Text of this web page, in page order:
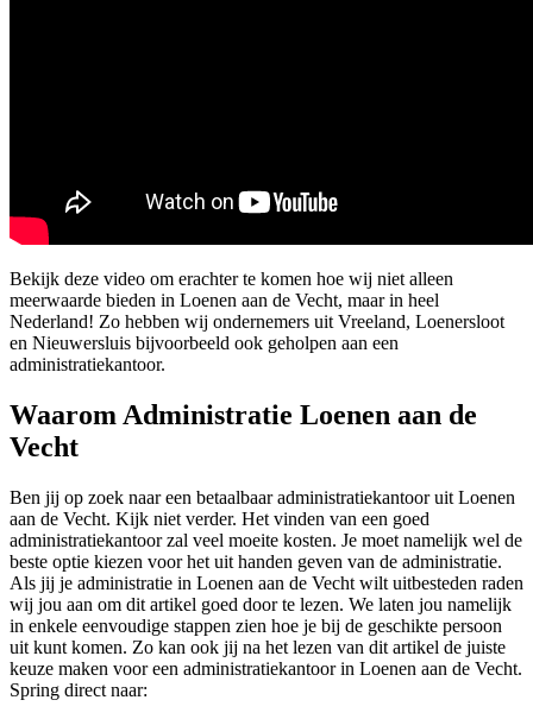
Bekijk deze video om erachter te komen hoe wij niet alleen
meerwaarde bieden in Loenen aan de Vecht, maar in heel
Nederland! Zo hebben wij ondernemers uit Vreeland, Loenersloot
en Nieuwersluis bijvoorbeeld ook geholpen aan een
administratiekantoor.
Waarom Administratie Loenen aan de
Vecht
Ben jij op zoek naar een betaalbaar administratiekantoor uit Loenen
aan de Vecht. Kijk niet verder. Het vinden van een goed
administratiekantoor zal veel moeite kosten. Je moet namelijk wel de
beste optie kiezen voor het uit handen geven van de administratie.
Als jij je administratie in Loenen aan de Vecht wilt uitbesteden raden
wij jou aan om dit artikel goed door te lezen. We laten jou namelijk
in enkele eenvoudige stappen zien hoe je bij de geschikte persoon
uit kunt komen. Zo kan ook jij na het lezen van dit artikel de juiste
keuze maken voor een administratiekantoor in Loenen aan de Vecht.
Spring direct naar: